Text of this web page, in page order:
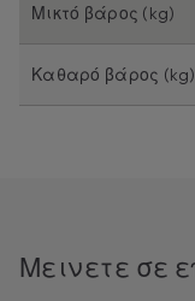
Μικτό βάρος (kg)
Καθαρό βάρος (kg)
Μεινετε σε